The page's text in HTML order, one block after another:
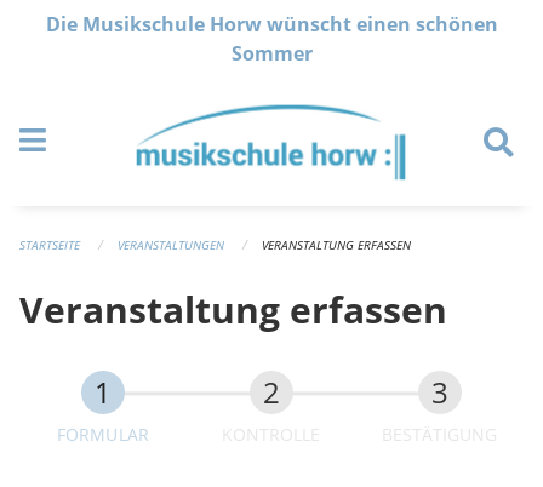
Navigation überspringen
Die Musikschule Horw wünscht einen schönen
Sommer
STARTSEITE VERANSTALTUNGEN VERANSTALTUNG ERFASSEN
Veranstaltung erfassen
FORMULAR KONTROLLE BESTÄTIGUNG